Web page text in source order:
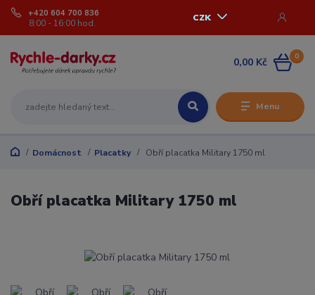
Menu
CZK
+420 604 700 836
8:00 - 16:00 hod.
0
0,00 Kč
Domácnost Placatky Obří placatka Military 1750 ml
Obří placatka Military 1750 ml